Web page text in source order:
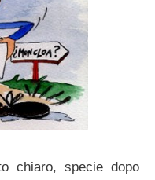
chiaro, specie dopo